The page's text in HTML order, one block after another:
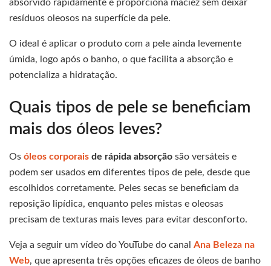
absorvido rapidamente e proporciona maciez sem deixar
resíduos oleosos na superfície da pele.
O ideal é aplicar o produto com a pele ainda levemente
úmida, logo após o banho, o que facilita a absorção e
potencializa a hidratação.
Quais tipos de pele se beneficiam
mais dos óleos leves?
Os óleos corporais de rápida absorção são versáteis e
podem ser usados em diferentes tipos de pele, desde que
escolhidos corretamente. Peles secas se beneficiam da
reposição lipídica, enquanto peles mistas e oleosas
precisam de texturas mais leves para evitar desconforto.
Veja a seguir um vídeo do YouTube do canal Ana Beleza na
Web, que apresenta três opções eficazes de óleos de banho